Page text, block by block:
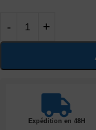
Expédition en 48H